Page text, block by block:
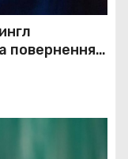
повернення